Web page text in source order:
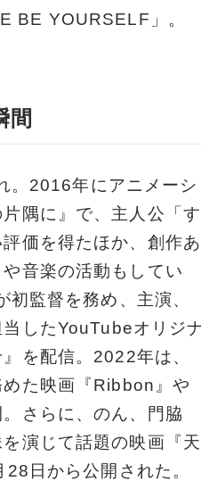
BE YOURSELF」。
間
。2016年にアニメーシ
隅に』で、主人公「す
価を得たほか、創作あ
音楽の活動もしてい
監督を務め、主演、
したYouTubeオリジ
を配信。2022年は、
た映画『Ribbon』や
。さらに、のん、門脇
演じて話題の映画『天
日から公開された。